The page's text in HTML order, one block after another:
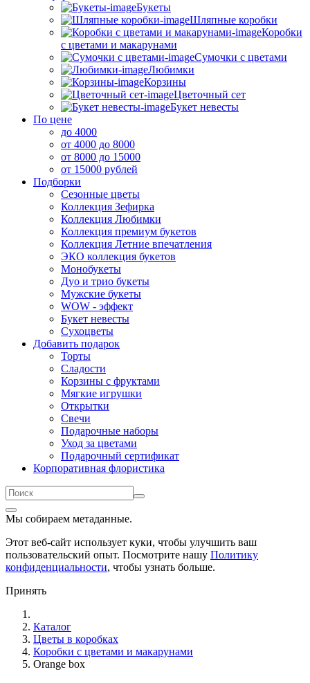
Букеты
Шляпные коробки
Коробки
с цветами и макарунами
Сумочки с цветами
Любимки
Корзины
Цветочный сет
Букет невесты
По цене
до 4000
от 4000 до 8000
от 8000 до 15000
от 15000 рублей
Подборки
Сезонные цветы
Коллекция Зефирка
Коллекция Любимки
Коллекция премиум букетов
Коллекция Летние впечатления
ЭКО коллекция букетов
Монобукеты
Дуо и трио букеты
Мужские букеты
WOW - эффект
Букет невесты
Сухоцветы
Добавить подарок
Торты
Сладости
Корзины с фруктами
Мягкие игрушки
Открытки
Свечи
Подарочные наборы
Уход за цветами
Подарочный сертификат
Корпоративная флористика
Мы собираем метаданные.
Этот веб-сайт использует куки, чтобы улучшить ваш
пользовательский опыт. Посмотрите нашу Политику
конфиденциальности, чтобы узнать больше.
Принять
Каталог
Цветы в коробках
Коробки с цветами и макарунами
Orange box